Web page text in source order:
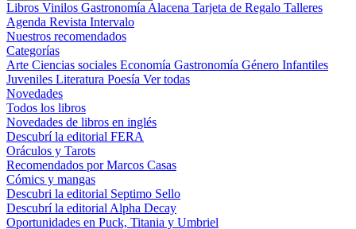
Libros Vinilos Gastronomía Alacena Tarjeta de Regalo Talleres
Agenda Revista Intervalo
Nuestros recomendados
Categorías
Arte Ciencias sociales Economía Gastronomía Género Infantiles
Juveniles Literatura Poesía Ver todas
Novedades
Todos los libros
Novedades de libros en inglés
Descubrí la editorial FERA
Oráculos y Tarots
Recomendados por Marcos Casas
Cómics y mangas
Descubri la editorial Septimo Sello
Descubrí la editorial Alpha Decay
Oportunidades en Puck, Titania y Umbriel